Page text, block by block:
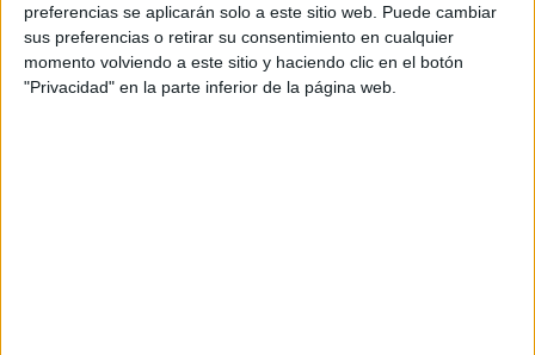
preferencias se aplicarán solo a este sitio web. Puede cambiar
sus preferencias o retirar su consentimiento en cualquier
momento volviendo a este sitio y haciendo clic en el botón
"Privacidad" en la parte inferior de la página web.
first anterior ... 2 3 4 5 6(current)